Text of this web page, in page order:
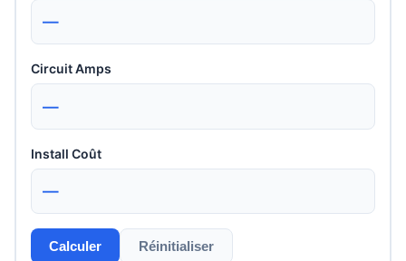
—
Circuit Amps
—
Install Coût
—
Calculer Réinitialiser